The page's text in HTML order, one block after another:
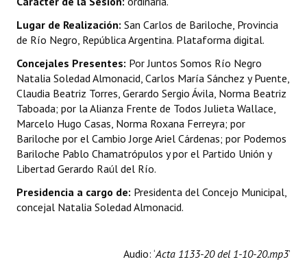
INSTITUCIONAL
Antiguos Pobladores
Noticias Destacadas
Registros y Distinciones
Datos Históricos
Premio al Mérito - Registro
Mujeres que Dejaron Huellas - Registro
Lugar de Realización: San Carlos de Bariloche, Provincia
de Río Negro, República Argentina. Plataforma digital.
Concejales Presentes: Por Juntos Somos Río Negro
Natalia Soledad Almonacid, Carlos María Sánchez y Puente,
Claudia Beatriz Torres, Gerardo Sergio Ávila, Norma Beatriz
Taboada; por la Alianza Frente de Todos Julieta Wallace,
Marcelo Hugo Casas, Norma Roxana Ferreyra; por
Bariloche por el Cambio Jorge Ariel Cárdenas; por Podemos
Bariloche Pablo Chamatrópulos y por el Partido Unión y
Libertad Gerardo Raúl del Río.
Presidencia a cargo de: Presidenta del Concejo Municipal,
concejal Natalia Soledad Almonacid.
Audio: ‘Acta 1133-20 del 1-10-20.mp3’